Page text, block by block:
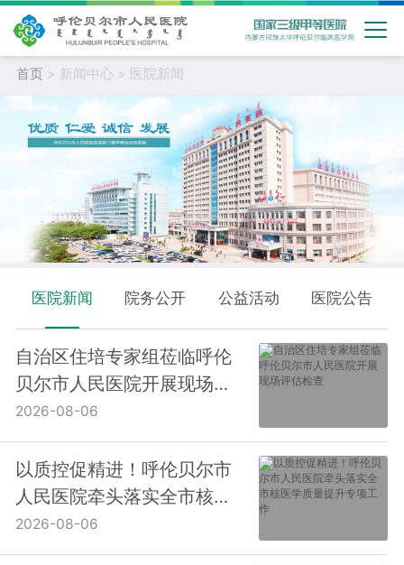
首页 > 新闻中心 > 医院新闻
医院新闻 院务公开 公益活动 医院公告
自治区住培专家组莅临呼伦
贝尔市人民医院开展现场评
估检查
2026-08-06
以质控促精进！呼伦贝尔市
人民医院牵头落实全市核医
学质量提升专项工作
2026-08-06